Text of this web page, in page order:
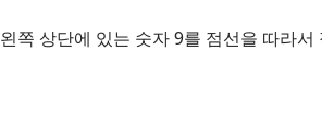
왼쪽 상단에 있는 숫자 9를 점선을 따라서